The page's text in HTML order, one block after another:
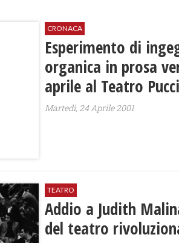
CRONACA
Esperimento di
organica in prosa
aprile al Teatro
Martedì, 24 Aprile 2001
TEATRO
Addio a Judith
del teatro